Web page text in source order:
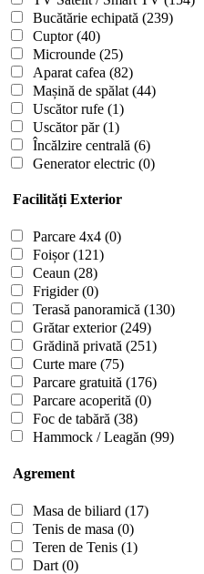
Bucătărie echipată (239)
Cuptor(40)
Microunde (25)
Aparat cafea (82)
Mașină de spălat (44)
Uscător rufe (1)
Uscător păr(1)
Încălzire centrală (6)
Generator electric (0)
Facilități Exterior
Parcare 4x4 (0)
Foișor(121)
Ceaun (28)
Frigider(0)
Terasă panoramică (130)
Grătar exterior(249)
Grădină privată (251)
Curte mare (75)
Parcare gratuită (176)
Parcare acoperită (0)
Foc de tabără (38)
Hammock / Leagăn (99)
Agrement
Masa de biliard (17)
Tenis de masa (0)
Teren de Tenis (1)
Dart (0)